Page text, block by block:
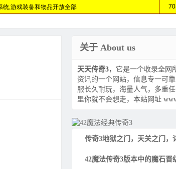
关于 About us
天天传奇3，它是一个收录全网
资讯的一个网站，信息专一可
服长久耐玩，海量人气，多重任
里你就不会想走，本站网址
传奇3地狱之门，天关之门，
42魔法传奇3版本中的魔石晋